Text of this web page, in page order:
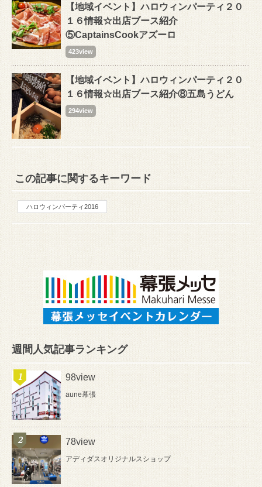
【地域イベント】ハロウィンパーティ２０
１６情報☆出店ブース紹介
⑤CaptainsCookアズーロ
423view
【地域イベント】ハロウィンパーティ２０
１６情報☆出店ブース紹介⑧五島うどん
294view
この記事に関するキーワード
ハロウィンパーティ2016
週間人気記事ランキング
98view
aune幕張
78view
アディダスオリジナルスショップ